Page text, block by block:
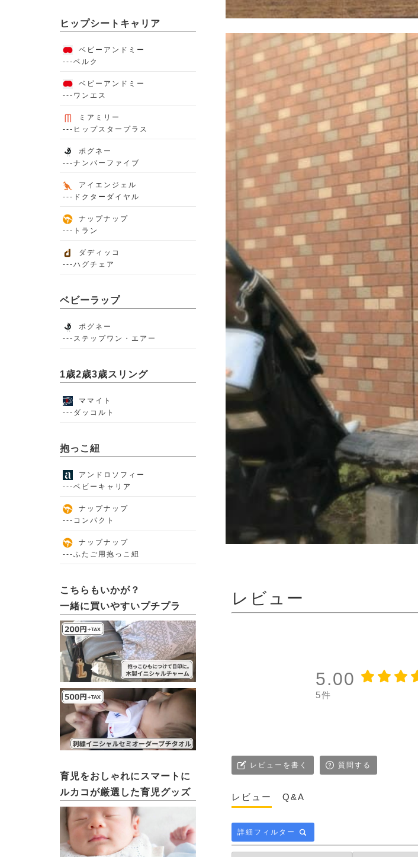
レビュー
5.00
5件
レビューを書く 質問する
レビュー Q&A
詳細フィルター
ヒップシートキャリア
ベビーアンドミー
---ベルク
ベビーアンドミー
---ワンエス
ミアミリー
---ヒップスタープラス
ポグネー
---ナンバーファイブ
アイエンジェル
---ドクターダイヤル
ナップナップ
---トラン
ダディッコ
---ハグチェア
ベビーラップ
ポグネー
---ステップワン・エアー
1歳2歳3歳スリング
ママイト
---ダッコルト
抱っこ紐
アンドロソフィー
---ベビーキャリア
ナップナップ
---コンパクト
ナップナップ
---ふたご用抱っこ紐
こちらもいかが？
一緒に買いやすいプチプラ
育児をおしゃれにスマートに
ルカコが厳選した育児グッズ